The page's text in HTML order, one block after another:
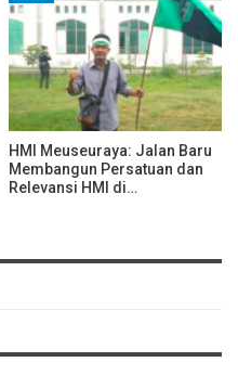
HMI Meuseuraya: Jalan Baru
Membangun Persatuan dan
Relevansi HMI di…